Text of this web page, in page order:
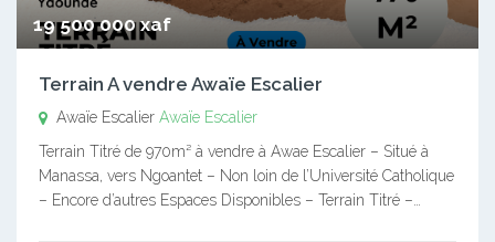
19 500 000 xaf
Terrain A vendre Awaïe Escalier
Awaïe Escalier Awaïe Escalier
Terrain Titré de 970m² à vendre à Awae Escalier – Situé à
Manassa, vers Ngoantet – Non loin de l’Université Catholique
– Encore d’autres Espaces Disponibles – Terrain Titré –…